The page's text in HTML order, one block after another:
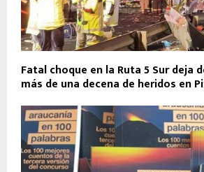
Fatal choque en la Ruta 5 Sur deja
más de una decena de heridos en